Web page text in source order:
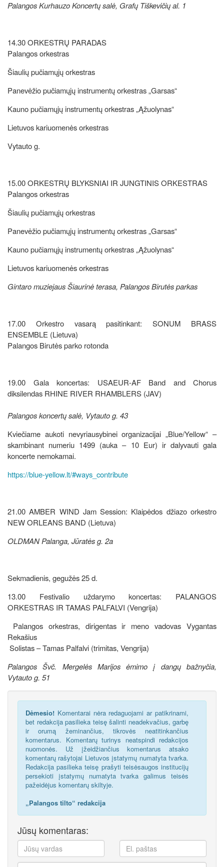
Palangos Kurhauzo Koncertų salė, Grafų Tiškevičių al. 1
14.30 ORKESTRŲ PARADAS
Palangos orkestras
Šiaulių pučiamųjų orkestras
Panevėžio pučiamųjų instrumentų orkestras „Garsas“
Kauno pučiamųjų instrumentų orkestras „Ąžuolynas“
Lietuvos kariuomenės orkestras
Vytauto g.
15.00 ORKESTRŲ BLYKSNIAI IR JUNGTINIS ORKESTRAS
Palangos orkestras
Šiaulių pučiamųjų orkestras
Panevėžio pučiamųjų instrumentų orkestras „Garsas“
Kauno pučiamųjų instrumentų orkestras „Ąžuolynas“
Lietuvos kariuomenės orkestras
Gintaro muziejaus Šiaurinė terasa, Palangos Birutės parkas
17.00 Orkestro vasarą pasitinkant: SONUM BRASS
ENSEMBLE (Lietuva)
Palangos Birutės parko rotonda
19.00 Gala koncertas: USAEUR-AF Band and Chorus
diksilendas RHINE RIVER RHAMBLERS (JAV)
Palangos koncertų salė, Vytauto g. 43
Kviečiame aukoti nevyriausybinei organizacijai „Blue/Yellow“ –
skambinant numeriu 1499 (auka – 10 Eur) ir dalyvauti gala
koncerte nemokamai.
https://blue-yellow.lt/#ways_contribute
21.00 AMBER WIND Jam Session: Klaipėdos džiazo orkestro
NEW ORLEANS BAND (Lietuva)
OLDMAN Palanga, Jūratės g. 2a
Sekmadienis, gegužės 25 d.
13.00 Festivalio uždarymo koncertas: PALANGOS
ORKESTRAS IR TAMAS PALFALVI (Vengrija)
Palangos orkestras, dirigentas ir meno vadovas Vygantas
Rekašius
Solistas – Tamas Palfalvi (trimitas, Vengrija)
Palangos Švč. Mergelės Marijos ėmimo į dangų bažnyčia,
Vytauto g. 51
Dėmesio! Komentarai nėra redaguojami ar patikrinami,
bet redakcija pasilieka teisę šalinti neadekvačius, garbę
ir orumą žeminančius, tikrovės neatitinkančius
komentarus. Komentarų turinys neatspindi redakcijos
nuomonės. Už įžeidžiančius komentarus atsako
komentarų rašytojai Lietuvos įstatymų numatyta tvarka.
Redakcija pasilieka teisę prašyti teisėsaugos institucijų
persekioti įstatymų numatyta tvarka galimus teisės
pažeidėjus komentarų skiltyje.
„Palangos tilto“ redakcija
Jūsų komentaras: